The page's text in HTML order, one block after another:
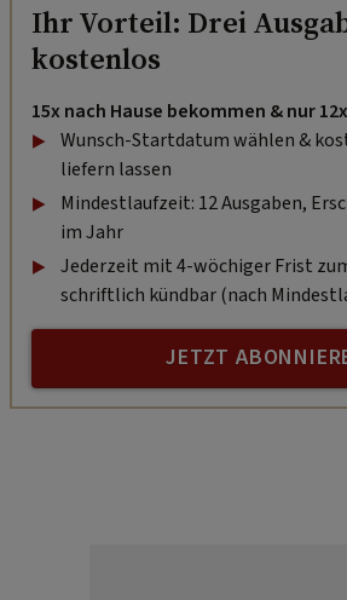
Ihr Vorteil: Drei
kostenlos
15x nach Hause bekommen & nur
Wunsch-Startdatum wählen &
liefern lassen
Mindestlaufzeit: 12 Ausgaben,
im Jahr
Jederzeit mit 4-wöchiger Frist
schriftlich kündbar (nach
JETZT